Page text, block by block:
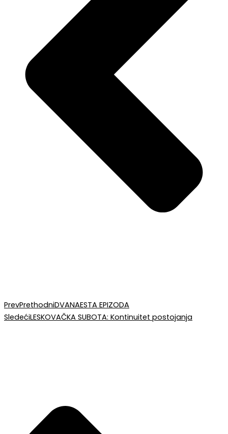
PrevPrethodniDVANAESTA EPIZODA
SledećiLESKOVAČKA SUBOTA: Kontinuitet postojanja